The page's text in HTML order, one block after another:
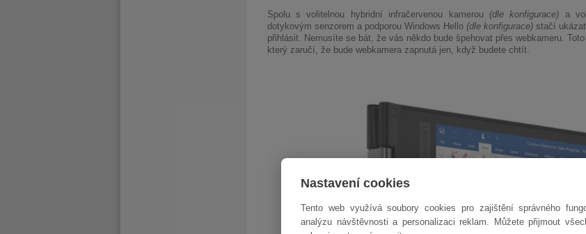
Nastavení cookies
Tento web využívá soubory cookies pro zajištění správného
analýzu návštěvnosti a personalizaci reklam. Můžete přijmout
Spolu s volitelnou hybridní infračervenou kamerou (dle konfigurace) a
dotykovým senzorem a podporou Windows Hello (dle konfigurace) stačí
přihlásit. Nemusíte se bát, že vás někdo bude špehovat přes webkameru.
který zaručí, že bude webkamera zapnutá jen, když budete chtít.